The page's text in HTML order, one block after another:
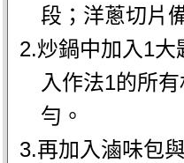
段；洋蔥切片
2.炒鍋中加入1大
入作法1的所
勻。
3.再加入滷味包